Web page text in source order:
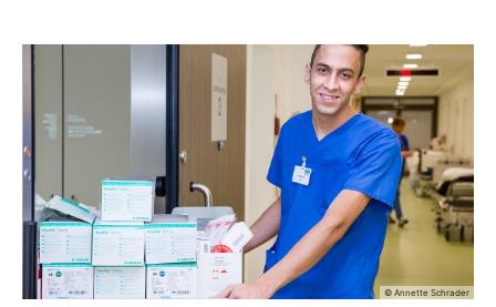
© Annette Schrader